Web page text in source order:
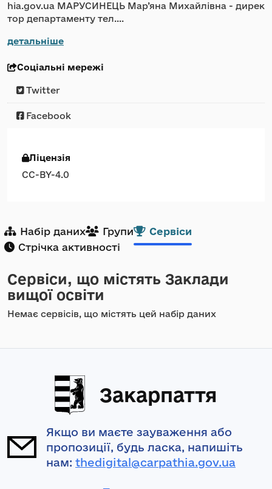
hia.gov.ua МАРУСИНЕЦЬ Мар’яна Михайлівна - дирек
тор департаменту тел....
детальніше
Соціальні мережі
Twitter
Facebook
Ліцензія
CC-BY-4.0
Набір даних Групи
Сервіси
Стрічка активності
Сервіси, що містять Заклади
вищої освіти
Немає сервісів, що містять цей набір даних
Закарпаття
Якщо ви маєте зауваження або
пропозиції, будь ласка, напишіть
нам: thedigital@carpathia.gov.ua